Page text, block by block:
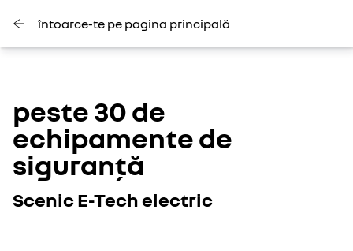
întoarce-te pe pagina principală
peste 30 de
echipamente de
siguranță
Scenic E-Tech electric